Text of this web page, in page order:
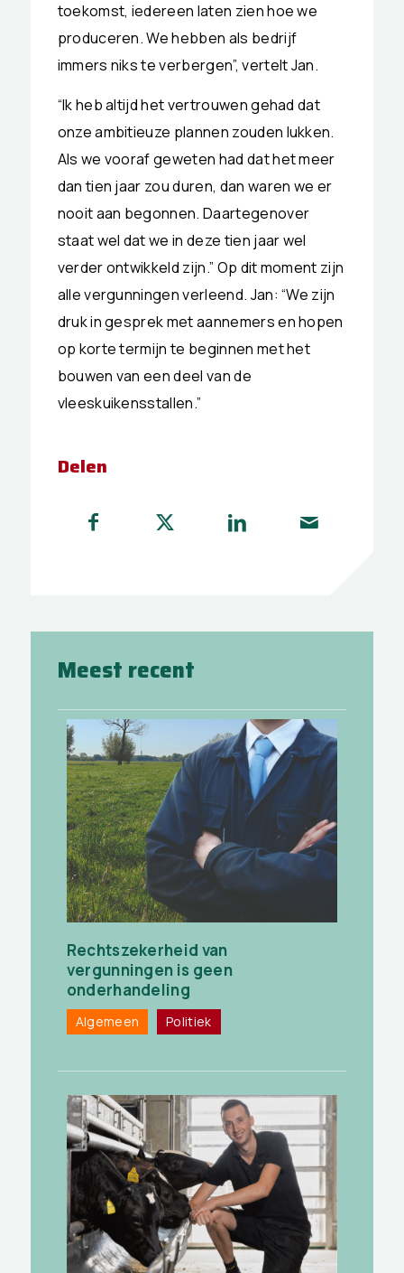
toekomst, iedereen laten zien hoe we
produceren. We hebben als bedrijf
immers niks te verbergen”, vertelt Jan.
“Ik heb altijd het vertrouwen gehad dat
onze ambitieuze plannen zouden lukken.
Als we vooraf geweten had dat het meer
dan tien jaar zou duren, dan waren we er
nooit aan begonnen. Daartegenover
staat wel dat we in deze tien jaar wel
verder ontwikkeld zijn.” Op dit moment zijn
alle vergunningen verleend. Jan: “We zijn
druk in gesprek met aannemers en hopen
op korte termijn te beginnen met het
bouwen van een deel van de
vleeskuikensstallen.”
Delen
Meest recent
Rechtszekerheid van
vergunningen is geen
onderhandeling
Algemeen Politiek